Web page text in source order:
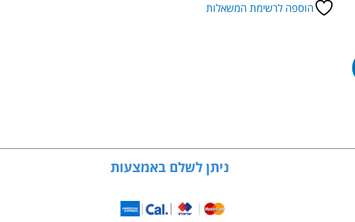
הוספה לרשימת המשאלות
ניתן לשלם באמצעות